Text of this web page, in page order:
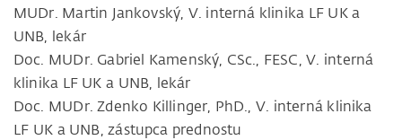
MUDr. Martin Jankovský, V. interná klinika LF UK a
UNB, lekár
Doc. MUDr. Gabriel Kamenský, CSc., FESC, V. interná
klinika LF UK a UNB, lekár
Doc. MUDr. Zdenko Killinger, PhD., V. interná klinika
LF UK a UNB, zástupca prednostu